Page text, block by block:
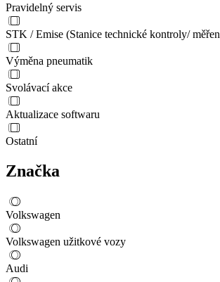
Pravidelný servis
STK / Emise (Stanice technické kontroly/
Výměna pneumatik
Svolávací akce
Aktualizace softwaru
Ostatní
Značka
Volkswagen
Volkswagen užitkové vozy
Audi